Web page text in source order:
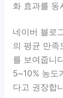
화 효과를 동
네이버 블로
의 평균 만족
를 보여줍니
5~10% 농도
다고 권장합